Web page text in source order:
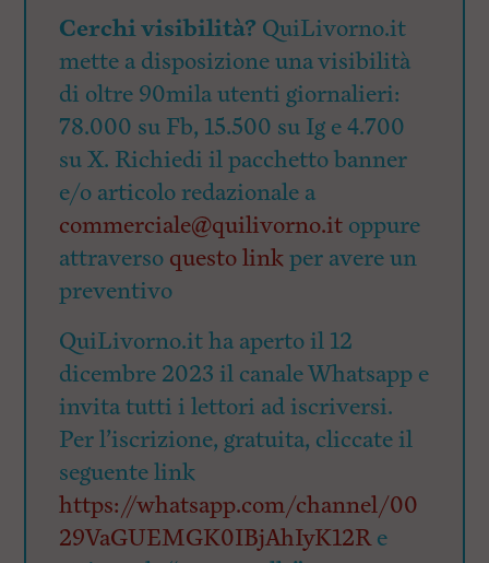
Cerchi visibilità? QuiLivorno.it
mette a disposizione una visibilità
di oltre 90mila utenti giornalieri:
78.000 su Fb, 15.500 su Ig e 4.700
su X. Richiedi il pacchetto banner
e/o articolo redazionale a
commerciale@quilivorno.it oppure
attraverso questo linkper avere un
preventivo
QuiLivorno.it ha aperto il 12
dicembre 2023 il canale Whatsapp e
invita tutti i lettori ad iscriversi.
Per l’iscrizione, gratuita, cliccate il
seguente link
https://whatsapp.com/channel/00
29VaGUEMGK0IBjAhIyK12Re